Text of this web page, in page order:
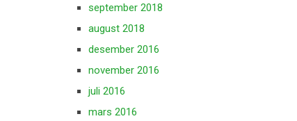
september 2018
august 2018
desember 2016
november 2016
juli 2016
mars 2016